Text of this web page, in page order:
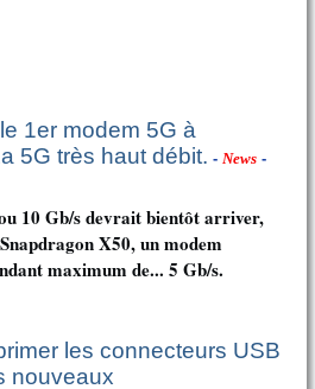
1er modem 5G à
5G très haut débit. - News -
10 Gb/s devrait bientôt arriver,
X50, un modem
maximum de... 5 Gb/s.
les connecteurs USB
nouveaux